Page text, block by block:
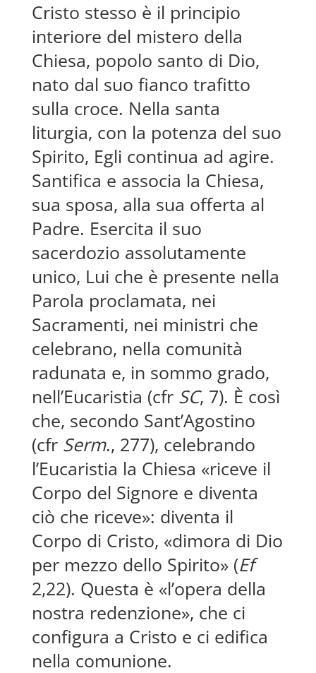
Cristo stesso è il principio
interiore del mistero della
Chiesa, popolo santo di Dio,
nato dal suo fianco trafitto
sulla croce. Nella santa
liturgia, con la potenza del suo
Spirito, Egli continua ad agire.
Santifica e associa la Chiesa,
sua sposa, alla sua offerta al
Padre. Esercita il suo
sacerdozio assolutamente
unico, Lui che è presente nella
Parola proclamata, nei
Sacramenti, nei ministri che
celebrano, nella comunità
radunata e, in sommo grado,
nell’Eucaristia (cfr SC, 7). È così
che, secondo Sant’Agostino
(cfr Serm., 277), celebrando
l’Eucaristia la Chiesa «riceve il
Corpo del Signore e diventa
ciò che riceve»: diventa il
Corpo di Cristo, «dimora di Dio
per mezzo dello Spirito» (Ef
2,22). Questa è «l’opera della
nostra redenzione», che ci
configura a Cristo e ci edifica
nella comunione.